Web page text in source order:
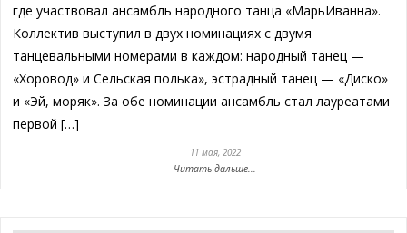
где участвовал ансамбль народного танца «МарьИванна».
Коллектив выступил в двух номинациях с двумя
танцевальными номерами в каждом: народный танец —
«Хоровод» и Сельская полька», эстрадный танец — «Диско»
и «Эй, моряк». За обе номинации ансамбль стал лауреатами
первой […]
11 мая, 2022
Читать дальше...